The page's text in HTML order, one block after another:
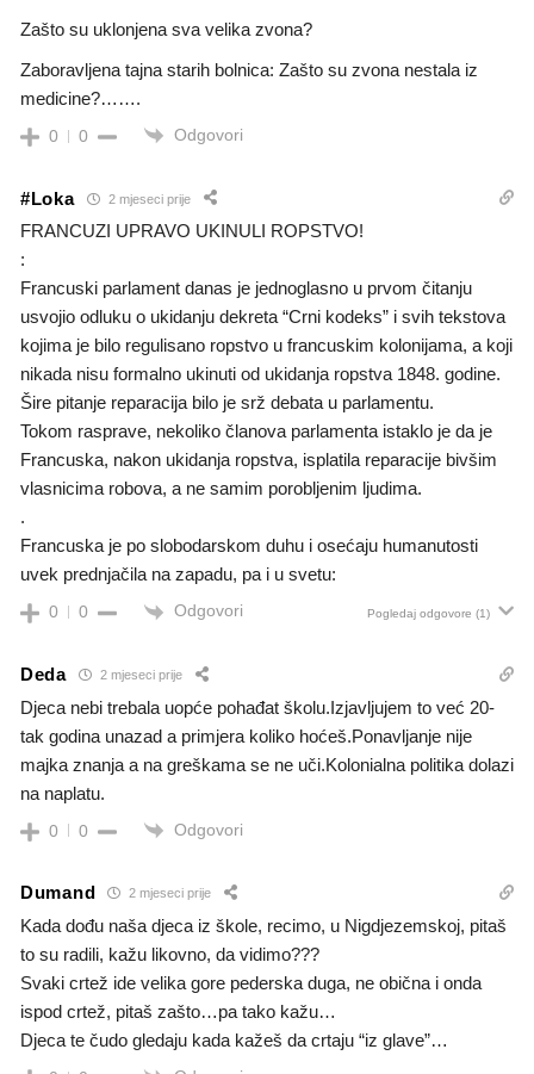
Zašto su uklonjena sva velika zvona?
Zaboravljena tajna starih bolnica: Zašto su zvona nestala iz
medicine?…….
0 0 Odgovori
#Loka 2 mjeseci prije
FRANCUZI UPRAVO UKINULI ROPSTVO!
:
Francuski parlament danas je jednoglasno u prvom čitanju
usvojio odluku o ukidanju dekreta “Crni kodeks” i svih tekstova
kojima je bilo regulisano ropstvo u francuskim kolonijama, a koji
nikada nisu formalno ukinuti od ukidanja ropstva 1848. godine.
Šire pitanje reparacija bilo je srž debata u parlamentu.
Tokom rasprave, nekoliko članova parlamenta istaklo je da je
Francuska, nakon ukidanja ropstva, isplatila reparacije bivšim
vlasnicima robova, a ne samim porobljenim ljudima.
.
Francuska je po slobodarskom duhu i osećaju humanutosti
uvek prednjačila na zapadu, pa i u svetu:
0 0 Odgovori Pogledaj odgovore (1)
Deda 2 mjeseci prije
Djeca nebi trebala uopće pohađat školu.Izjavljujem to već 20-
tak godina unazad a primjera koliko hoćeš.Ponavljanje nije
majka znanja a na greškama se ne uči.Kolonialna politika dolazi
na naplatu.
0 0 Odgovori
Dumand 2 mjeseci prije
Kada dođu naša djeca iz škole, recimo, u Nigdjezemskoj, pitaš
to su radili, kažu likovno, da vidimo???
Svaki crtež ide velika gore pederska duga, ne obična i onda
ispod crtež, pitaš zašto…pa tako kažu…
Djeca te čudo gledaju kada kažeš da crtaju “iz glave”…